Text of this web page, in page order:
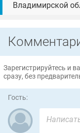
Владимирской
Зарегистрируйтесь и
сразу, без
Гость: